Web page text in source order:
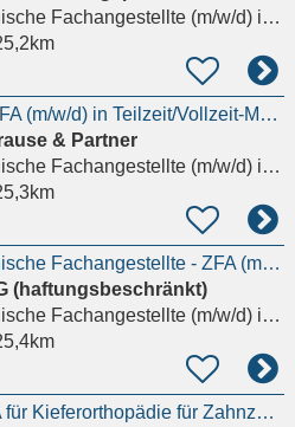
Fachangestellte (m/w/d)in Darmstadt
ZMF ,ZMP, ZFA (m/w/d) in Teilzeit/Vollzeit-Modautal
& Partner
Fachangestellte (m/w/d)in Darmstadt
Zahnmedizinische Fachangestellte - ZFA (m/w/d)
(haftungsbeschränkt)
Fachangestellte (m/w/d)in Offenbach am Main
ZFA und ZFA für Kieferorthopädie für Zahnzentrum gesucht!